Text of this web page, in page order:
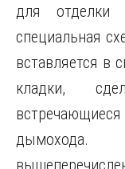
для отделки
специальная
вставляется в
кладки,
дымохода.